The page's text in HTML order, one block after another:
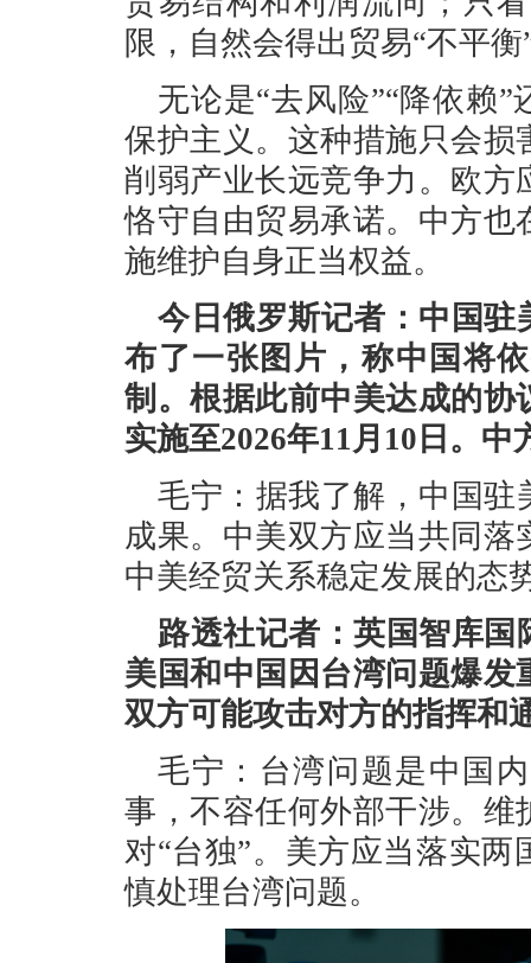
限，自然会得出贸易“不平
无论是“去风险”“降依赖
保护主义。这种措施只会
削弱产业长远竞争力。欧
恪守自由贸易承诺。中方
施维护自身正当权益。
今日俄罗斯记者：中国驻
布了一张图片，称中国将
制。根据此前中美达成的
实施至2026年11月10日。
毛宁：据我了解，中国驻
成果。中美双方应当共同
中美经贸关系稳定发展的态
路透社记者：英国智库
美国和中国因台湾问题爆
双方可能攻击对方的指挥和
毛宁：台湾问题是中国
事，不容任何外部干涉。
对“台独”。美方应当落实
慎处理台湾问题。